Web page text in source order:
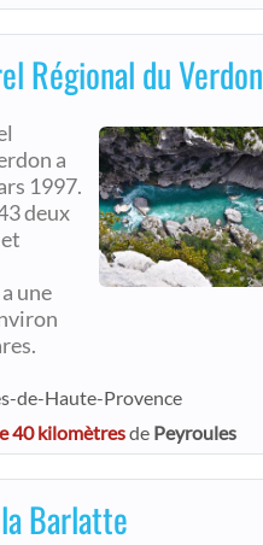
Régional du Verdon
a
1997.
deux
une
de-Haute-Provence
40 kilomètresde Peyroules
Barlatte